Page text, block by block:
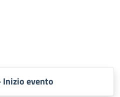
Inizio evento